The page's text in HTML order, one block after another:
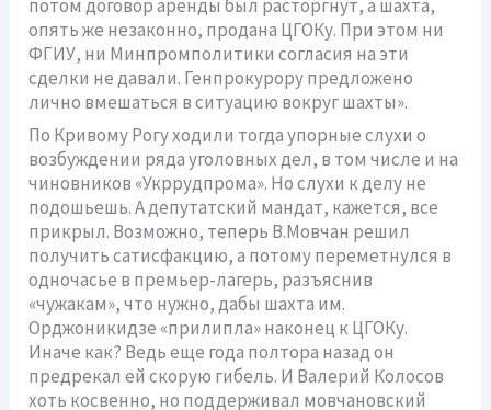
потом договор аренды был расторгнут, а шахта,
опять же незаконно, продана ЦГОКу. При этом ни
ФГИУ, ни Минпромполитики согласия на эти
сделки не давали. Генпрокурору предложено
лично вмешаться в ситуацию вокруг шахты».
По Кривому Рогу ходили тогда упорные слухи о
возбуждении ряда уголовных дел, в том числе и на
чиновников «Укррудпрома». Но слухи к делу не
подошьешь. А депутатский мандат, кажется, все
прикрыл. Возможно, теперь В.Мовчан решил
получить сатисфакцию, а потому переметнулся в
одночасье в премьер-лагерь, разъяснив
«чужакам», что нужно, дабы шахта им.
Орджоникидзе «прилипла» наконец к ЦГОКу.
Иначе как? Ведь еще года полтора назад он
предрекал ей скорую гибель. И Валерий Колосов
хоть косвенно, но поддерживал мовчановский